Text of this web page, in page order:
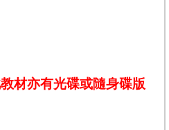
材亦有光碟或隨身碟版